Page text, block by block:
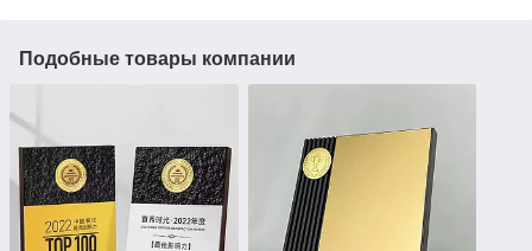
Подобные товары компании